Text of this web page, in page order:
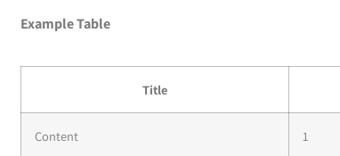
Example Table
Title
Content 1